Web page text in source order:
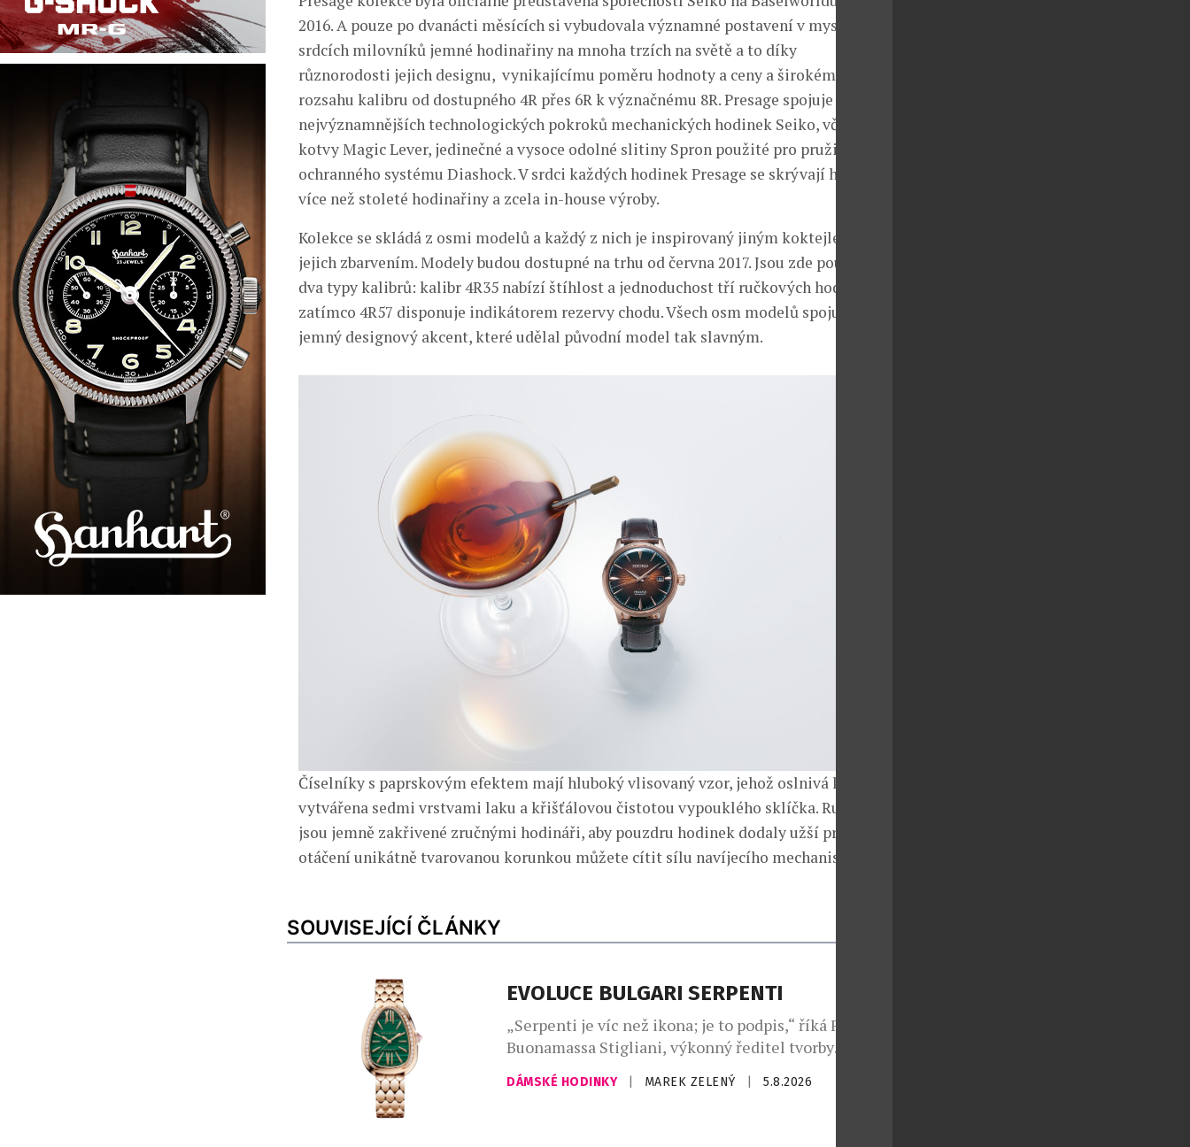
2016. A pouze po dvanácti měsících si vybudovala významné postavení v mysli a
srdcích milovníků jemné hodinařiny na mnoha trzích na světě a to díky
různorodosti jejich designu, vynikajícímu poměru hodnoty a ceny a širokému
rozsahu kalibru od dostupného 4R přes 6R k význačnému 8R. Presage spojuje několik
nejvýznamnějších technologických pokroků mechanických hodinek Seiko, včetně
kotvy Magic Lever, jedinečné a vysoce odolné slitiny Spron použité pro pružinu a
ochranného systému Diashock. V srdci každých hodinek Presage se skrývají hodnoty
více než stoleté hodinařiny a zcela in-house výroby.
Kolekce se skládá z osmi modelů a každý z nich je inspirovaný jiným koktejlem a
jejich zbarvením. Modely budou dostupné na trhu od června 2017. Jsou zde použity
dva typy kalibrů: kalibr 4R35 nabízí štíhlost a jednoduchost tří ručkových hodinek,
zatímco 4R57 disponuje indikátorem rezervy chodu. Všech osm modelů spojuje
jemný designový akcent, které udělal původní model tak slavným.
Číselníky s paprskovým efektem mají hluboký vlisovaný vzor, jehož oslnivá krása je
vytvářena sedmi vrstvami laku a křišťálovou čistotou vypouklého sklíčka. Ručky
jsou jemně zakřivené zručnými hodináři, aby pouzdru hodinek dodaly užší profil. Při
otáčení unikátně tvarovanou korunkou můžete cítit sílu navíjecího mechanismu.
SOUVISEJÍCÍ ČLÁNKY
EVOLUCE BULGARI SERPENTI
„Serpenti je víc než ikona; je to podpis,“ říká Fabrizio
Buonamassa Stigliani, výkonný ředitel tvorby
produktů Bvlgari. Had se svým mýtickým kouzlem
dlouhodobě fascinuje klenotnický dům, jehož odkaz
DÁMSKÉ HODINKY MAREK ZELENÝ 5.8.2026